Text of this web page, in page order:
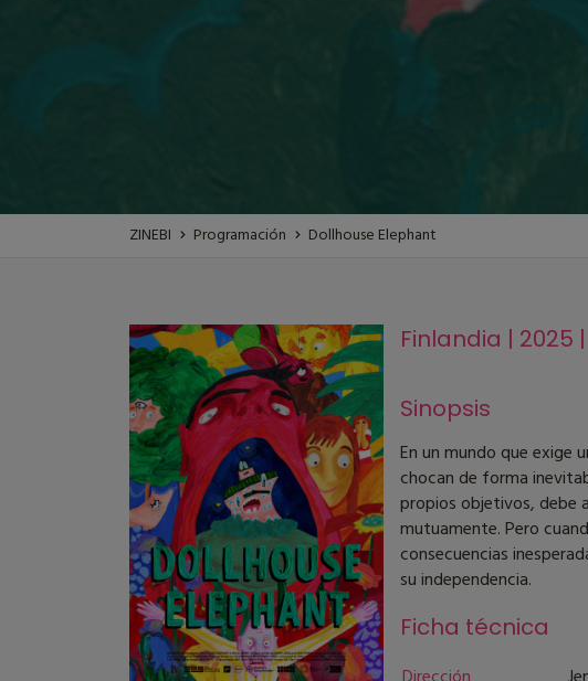
ZINEBI Programación Dollhouse Elephant
Finlandia | 2025
Sinopsis
En un mundo que exige
chocan de forma
propios objetivos, debe
mutuamente. Pero
consecuencias
su independencia.
Ficha técnica